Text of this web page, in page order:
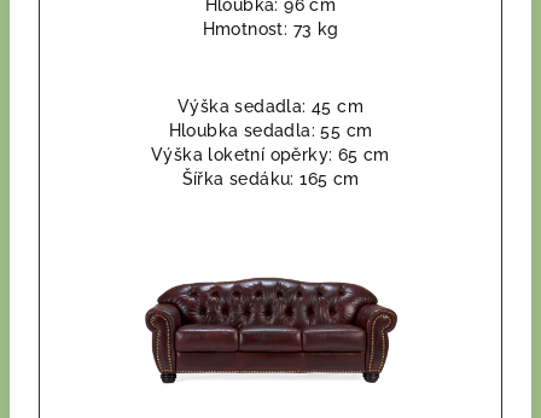
Hloubka: 96 cm
Hmotnost: 73 kg
Výška sedadla: 45 cm
Hloubka sedadla: 55 cm
Výška loketní opěrky: 65 cm
Šířka sedáku: 165 cm